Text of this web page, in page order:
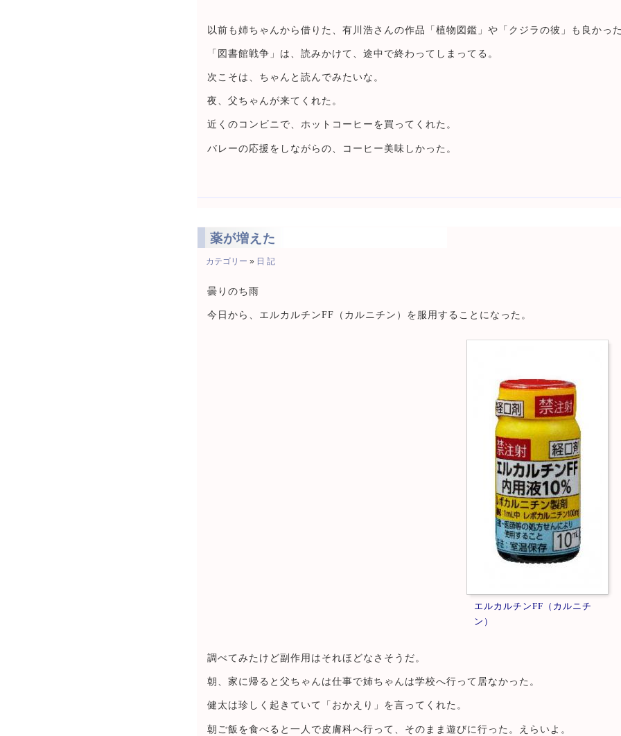
以前も姉ちゃんから借りた、有川浩さんの作品「植物図鑑」や「クジラの彼」も良かっ
「図書館戦争」は、読みかけて、途中で終わってしまってる。
次こそは、ちゃんと読んでみたいな。
夜、父ちゃんが来てくれた。
近くのコンビニで、ホットコーヒーを買ってくれた。
バレーの応援をしながらの、コーヒー美味しかった。
薬が増えた
カテゴリー » 日 記
曇りのち雨
今日から、エルカルチンFF（カルニチン）を服用することになった。
エルカルチンFF（カルニチ
ン）
調べてみたけど副作用はそれほどなさそうだ。
朝、家に帰ると父ちゃんは仕事で姉ちゃんは学校へ行って居なかった。
健太は珍しく起きていて「おかえり」を言ってくれた。
朝ご飯を食べると一人で皮膚科へ行って、そのまま遊びに行った。えらいよ。